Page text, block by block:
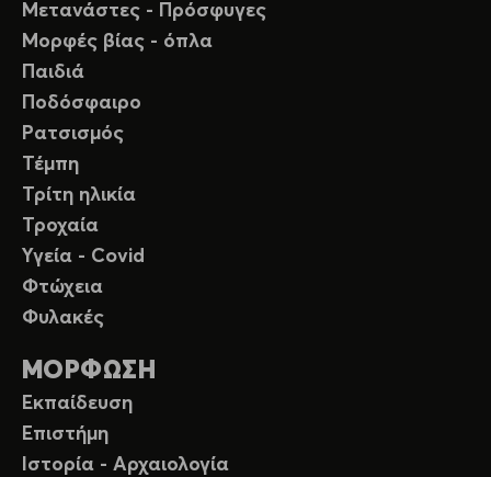
Μετανάστες - Πρόσφυγες
Μορφές βίας - όπλα
Παιδιά
Ποδόσφαιρο
Ρατσισμός
Τέμπη
Τρίτη ηλικία
Τροχαία
Υγεία - Covid
Φτώχεια
Φυλακές
ΜΟΡΦΩΣΗ
Εκπαίδευση
Επιστήμη
Ιστορία - Αρχαιολογία